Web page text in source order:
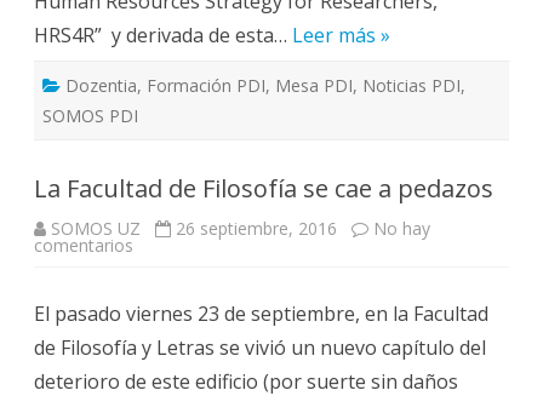
HRS4R” y derivada de esta… Leer más »
Dozentia, Formación PDI, Mesa PDI, Noticias PDI,
SOMOS PDI
La Facultad de Filosofía se cae a pedazos
SOMOS UZ 26 septiembre, 2016 No hay
comentarios
Filosofía
se
cae
a
pedazos
El pasado viernes 23 de septiembre, en la Facultad
de Filosofía y Letras se vivió un nuevo capítulo del
deterioro de este edificio (por suerte sin daños